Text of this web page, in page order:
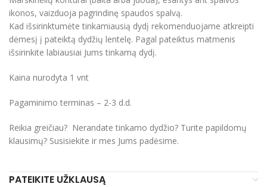
ikonos, vaizduoja pagrindinę spaudos spalvą.
Kad išsirinktumėte tinkamiausią dydį rekomenduojame atkreipti
dėmesį į pateiktą dydžių lentelę. Pagal pateiktus matmenis
išsirinkite labiausiai Jums tinkamą dydį.
Kaina nurodyta 1 vnt
Pagaminimo terminas – 2-3 d.d.
Reikia greičiau? Nerandate tinkamo dydžio? Turite papildomų
klausimų? Susisiekite ir mes Jums padėsime.
PATEIKITE UŽKLAUSĄ